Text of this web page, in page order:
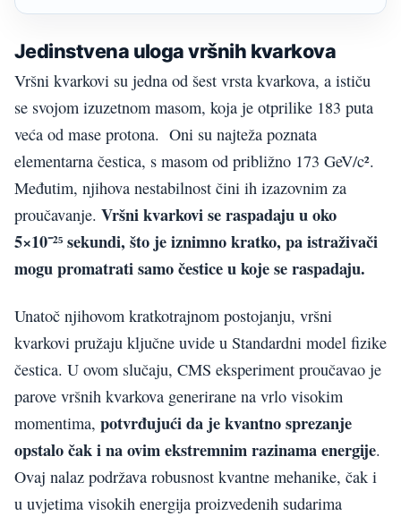
Jedinstvena uloga vršnih kvarkova
Vršni kvarkovi su jedna od šest vrsta kvarkova, a ističu
se svojom izuzetnom masom, koja je otprilike 183 puta
veća od mase protona. Oni su najteža poznata
elementarna čestica, s masom od približno 173 GeV/c².
Međutim, njihova nestabilnost čini ih izazovnim za
proučavanje. Vršni kvarkovi se raspadaju u oko
5×10⁻²⁵ sekundi, što je iznimno kratko, pa istraživači
mogu promatrati samo čestice u koje se raspadaju.
Unatoč njihovom kratkotrajnom postojanju, vršni
kvarkovi pružaju ključne uvide u Standardni model fizike
čestica. U ovom slučaju, CMS eksperiment proučavao je
parove vršnih kvarkova generirane na vrlo visokim
momentima, potvrđujući da je kvantno sprezanje
opstalo čak i na ovim ekstremnim razinama energije.
Ovaj nalaz podržava robusnost kvantne mehanike, čak i
u uvjetima visokih energija proizvedenih sudarima